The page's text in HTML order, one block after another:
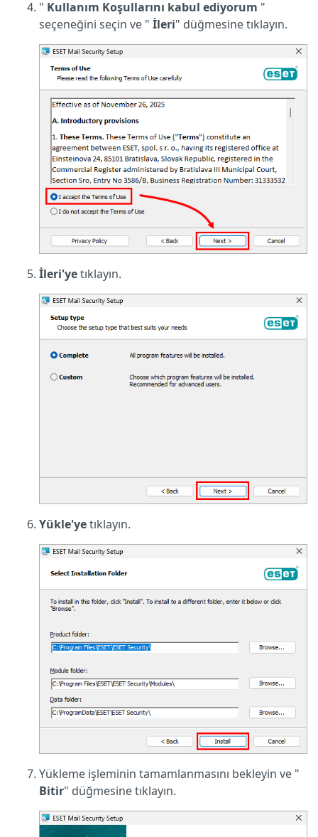
" Kullanım Koşullarını kabul ediyorum "
seçeneğini seçin ve " İleri" düğmesine tıklayın.
İleri'yetıklayın.
Yükle'yetıklayın.
Yükleme işleminin tamamlanmasını bekleyin ve "
Bitir" düğmesine tıklayın.